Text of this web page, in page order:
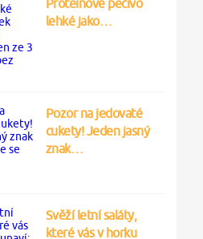
Proteinové pečivo
lehké jako…
Pozor na jedovaté
cukety! Jeden jasný
znak…
Svěží letní saláty,
které vás v horku